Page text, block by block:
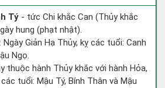
Tý - tức Chi khắc Can (Thủy khắc
hung (phạt nhật).
Ngày Giản Hạ Thủy, kỵ các tuổi: Canh
Ngọ.
thuộc hành Thủy khắc với hành Hỏa,
tuổi: Mậu Tý, Bính Thân và Mậu